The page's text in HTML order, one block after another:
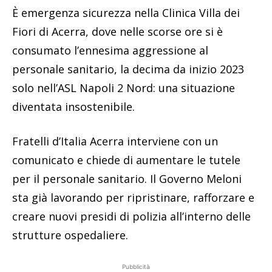
È emergenza sicurezza nella Clinica Villa dei
Fiori di Acerra, dove nelle scorse ore si è
consumato l’ennesima aggressione al
personale sanitario, la decima da inizio 2023
solo nell’ASL Napoli 2 Nord: una situazione
diventata insostenibile.
Fratelli d’Italia Acerra interviene con un
comunicato e chiede di aumentare le tutele
per il personale sanitario. Il Governo Meloni
sta già lavorando per ripristinare, rafforzare e
creare nuovi presidi di polizia all’interno delle
strutture ospedaliere.
Pubblicità